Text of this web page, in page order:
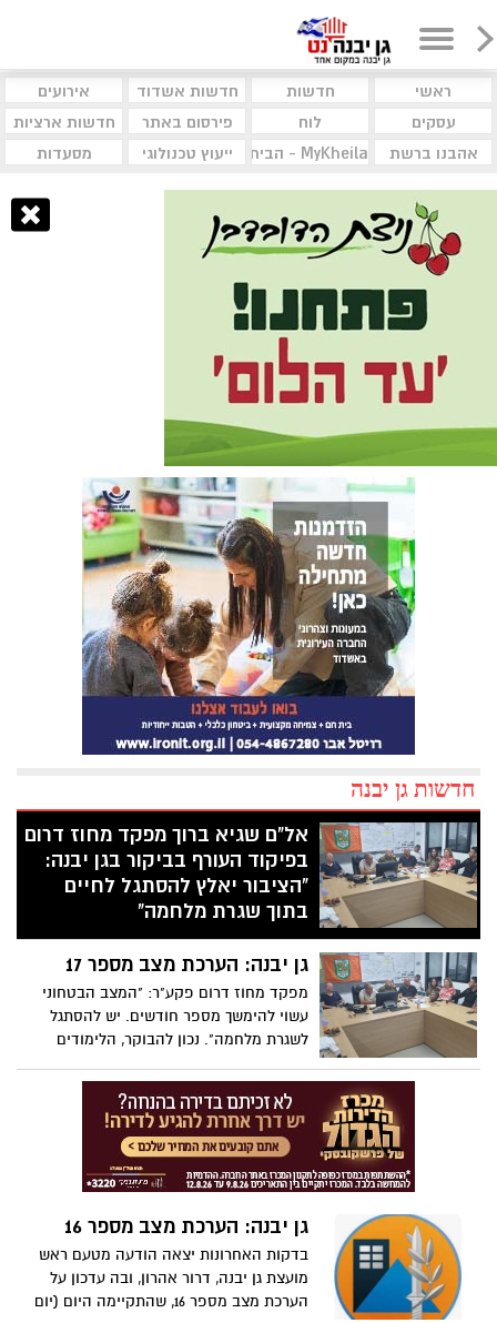
ראשי חדשות חדשות אשדוד
אירועים
עסקים
לוח פירסום באתר
חדשות ארציות
אהבנו ברשת
MyKheila - הבית לעסקים וקהילות ייעוץ טכנולוגי מסעדות
חדשות גן יבנה
אל"ם שגיא ברוך מפקד מחוז דרום
בפיקוד העורף בביקור בגן יבנה:
"הציבור יאלץ להסתגל לחיים
בתוך שגרת מלחמה"
"הציבור יידרש להסתגל לשגרת מלחמה בת
מספר חודשים. אנחנו בעיצומה של מלחמה
שצפויה להימשך מספר חודשים. הציבור יאלץ
להסתגל לחיים בתוך שגרת מלחמה". כך פתח
אל"ם שגיא ברוך מפקד מחוז דרום בפיקוד
המקומית גן יבנה שהתקיים אמש
גן יבנה: הערכת מצב מספר 17
מפקד מחוז דרום פקע"ר: "המצב הבטחוני
עשוי להימשך מספר חודשים. יש להסתגל
לשגרת מלחמה". נכון להבוקר, הלימודים
הפגה מדורגת וגני הילדים ימשיכו במתכונת
הפגה מצומצמת
גן יבנה: הערכת מצב מספר 16
בדקות האחרונות יצאה הודעה מטעם ראש
מועצת גן יבנה, דרור אהרון, ובה עדכון על
הערכת מצב מספר 16, שהתקיימה היום (יום